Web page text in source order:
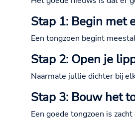
Stap 1: Begin met
Een tongzoen begint
Stap 2: Open je
Naarmate jullie dichter bij
Stap 3: Bouw het
Een goede tongzoen is